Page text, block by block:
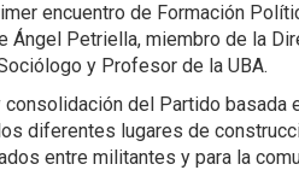
encuentro de Formación
Ángel Petriella, miembro de la
y Profesor de la UBA.
del Partido basada
diferentes lugares de
entre militantes y para la